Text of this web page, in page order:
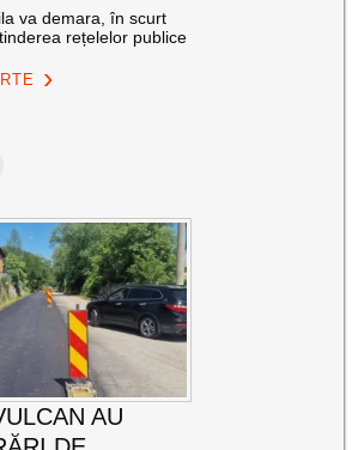
va demara, în scurt
rețelelor publice
AU